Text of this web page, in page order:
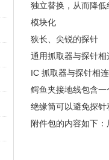
独立替换，从而降
模块化
狭长、尖锐的探针
通用抓取器与探针
IC 抓取器与探针相
鳄鱼夹接地线包含
绝缘筒可以避免探
附件包的内容如下